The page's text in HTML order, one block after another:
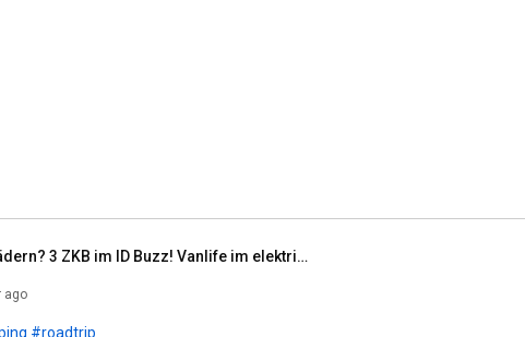
TinyHouse auf Rädern? 3 ZKB im ID Buzz! Vanlife im elektrischen Campervan. Roomtour Teil 1.
ago
#roadtrip